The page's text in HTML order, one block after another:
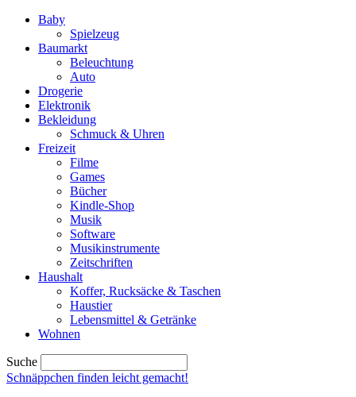
Baby
Spielzeug
Baumarkt
Beleuchtung
Auto
Drogerie
Elektronik
Bekleidung
Schmuck & Uhren
Freizeit
Filme
Games
Bücher
Kindle-Shop
Musik
Software
Musikinstrumente
Zeitschriften
Haushalt
Koffer, Rucksäcke & Taschen
Haustier
Lebensmittel & Getränke
Wohnen
Suche
Schnäppchen finden leicht gemacht!